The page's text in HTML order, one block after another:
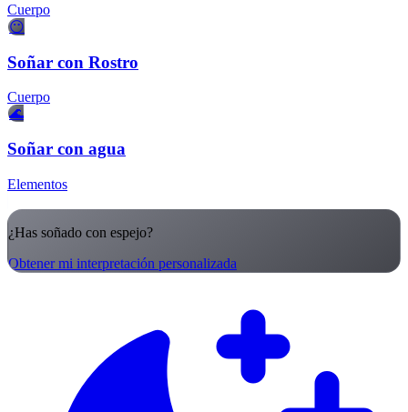
Cuerpo
😶
Soñar con Rostro
Cuerpo
🌊
Soñar con agua
Elementos
¿Has soñado con espejo?
Obtener mi interpretación personalizada